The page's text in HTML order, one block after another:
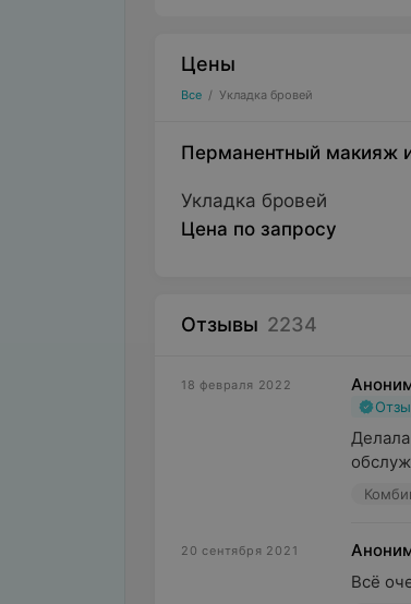
Цены
Все / Укладка бровей
Перманентный макияж
Укладка бровей
Цена по запросу
Отзывы 2234
18 февраля 2022
20 сентября 2021
Всё